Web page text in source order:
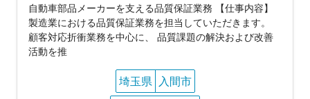
自動車部品メーカーを支える品質保証業務 【仕事内容】
製造業における品質保証業務を担当していただきます。
顧客対応折衝業務を中心に、 品質課題の解決および改善
活動を推
埼玉県 入間市